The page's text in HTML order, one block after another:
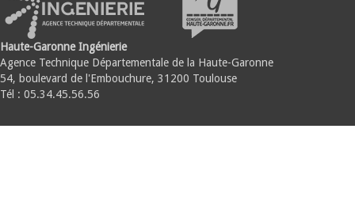
Haute-Garonne Ingénierie
Agence Technique Départementale de la Haute-Garonne
54, boulevard de l'Embouchure, 31200 Toulouse
Tél : 05.34.45.56.56